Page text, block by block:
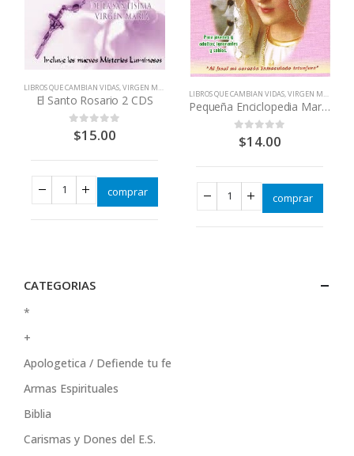
LIBROS QUE CAMBIAN VIDAS,VIRGEN MARÍA
El Santo Rosario 2 CDS
out of 5
$15.00
comprar
LIBROS QUE CAMBIAN VIDAS,VIRGEN MARÍA
Pequeña Enciclopedia Mariana
out of 5
$14.00
comprar
CATEGORIAS
*
+
Apologetica / Defiende tu fe
Armas Espirituales
Biblia
Carismas y Dones del E.S.